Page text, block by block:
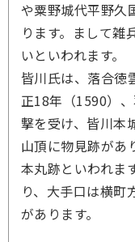
や粟野城代平野久
ります。まして雑
いといわれます。
皆川氏は、落合徳
正18年（1590）
撃を受け、皆川本
山頂に物見跡があ
本丸跡といわれま
り、大手口は横町
があります。